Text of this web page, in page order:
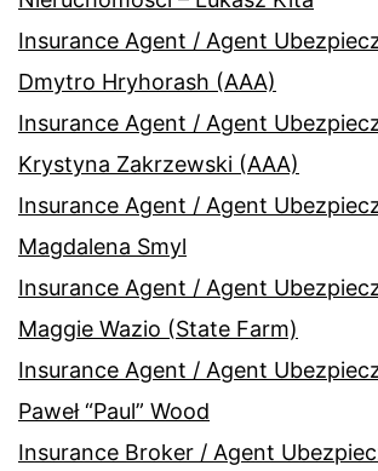
Insurance Agent / Agent
Dmytro Hryhorash (AAA)
Insurance Agent / Agent
Krystyna Zakrzewski (AAA)
Insurance Agent / Agent
Magdalena Smyl
Insurance Agent / Agent
Maggie Wazio (State Farm)
Insurance Agent / Agent
Paweł “Paul” Wood
Insurance Broker / Agent